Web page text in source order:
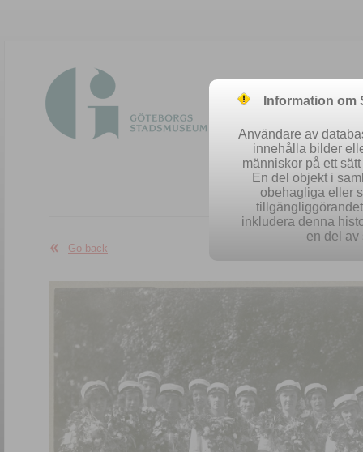
Easy
Go back
Information
Användare av
innehålla bilder
människor på ett
En del objekt i
obehagliga eller
inkludera denna
en del av